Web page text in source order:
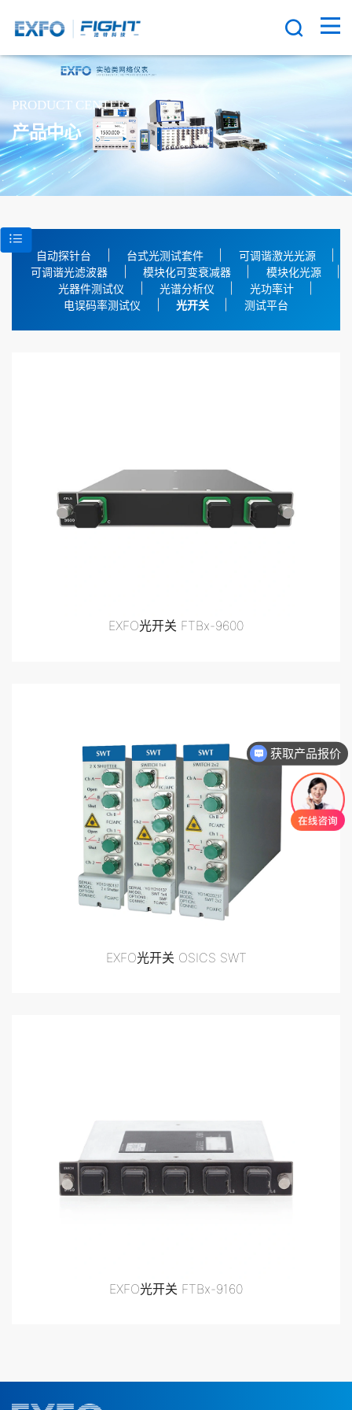
PRODUCT CENTER
产品中心
自动探针台 台式光测试套件
可调谐激光光源
可调谐光滤波器
模块化可变衰减器
模块化光源
光器件测试仪
光谱分析仪
光功率计
电误码率测试仪
光开关 测试平台
EXFO光开关 FTBx-9600
EXFO光开关 OSICS SWT
EXFO光开关 FTBx-9160
获取产品报价